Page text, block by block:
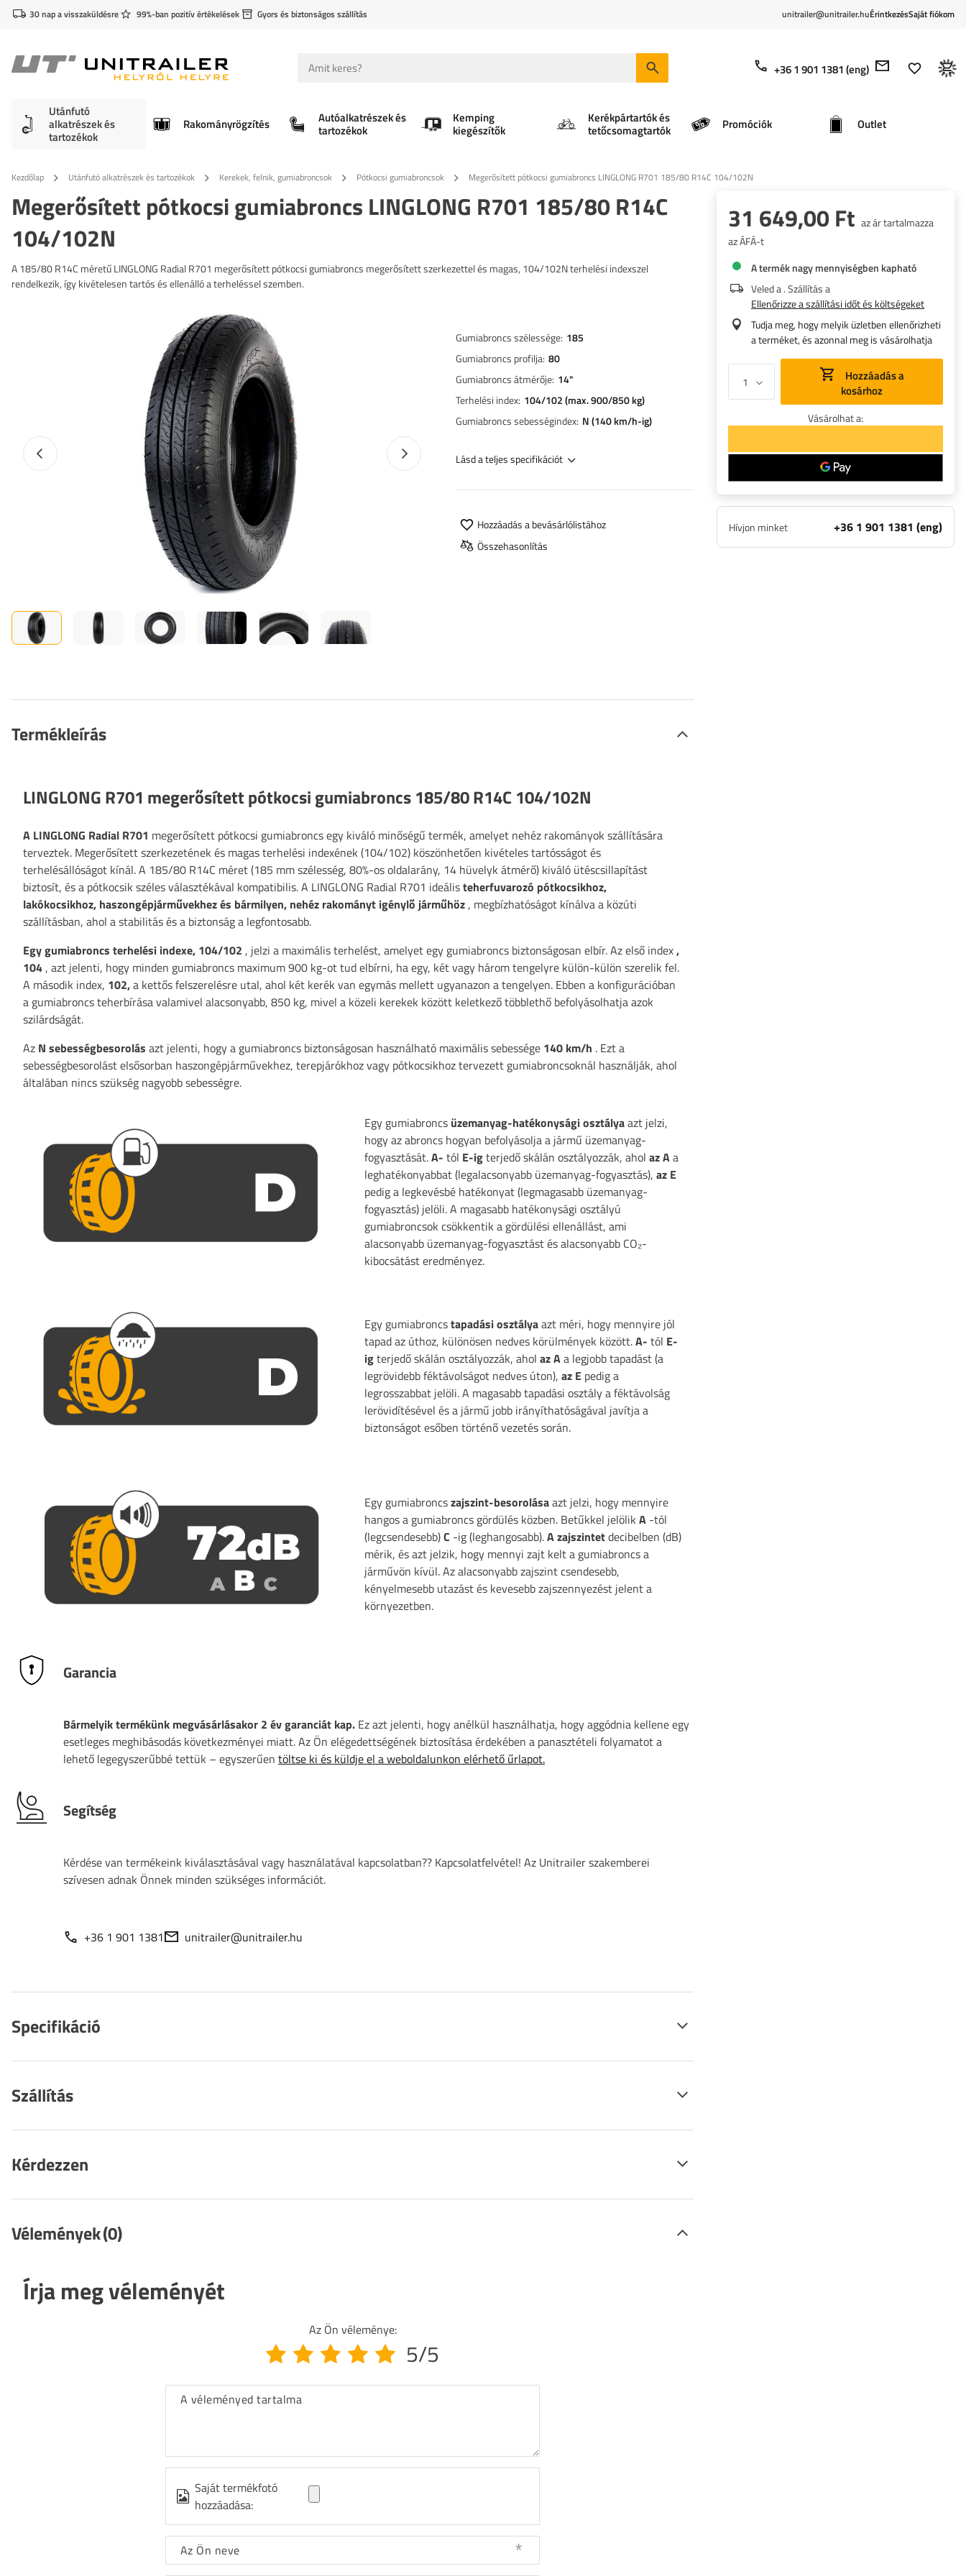
30 nap a visszaküldésre 99%-ban pozitív értékelések Gyors és biztonságos szállítás unitrailer@unitrailer.huÉrintkezésSaját fiókom
+36 1 901 1381 (eng)
Utánfutó
alkatrészek és
tartozékok
Rakományrögzítés Autóalkatrészek és
tartozékok
Kemping
kiegészítők
Kerékpártartók és
tetőcsomagtartók Promóciók Outlet
Kezdőlap Utánfutó alkatrészek és tartozékok Kerekek, felnik, gumiabroncsok Pótkocsi gumiabroncsok Megerősített pótkocsi gumiabroncs LINGLONG R701 185/80 R14C 104/102N
Megerősített pótkocsi gumiabroncs LINGLONG R701 185/80 R14C
104/102N
A 185/80 R14C méretű LINGLONG Radial R701 megerősített pótkocsi gumiabroncs megerősített szerkezettel és magas, 104/102N terhelési indexszel
rendelkezik, így kivételesen tartós és ellenálló a terheléssel szemben.
Előző fotó Következő fotó
Gumiabroncs szélessége 185
Gumiabroncs profilja 80
Gumiabroncs átmérője 14"
Terhelési index 104/102 (max. 900/850 kg)
Gumiabroncs sebességindex N (140 km/h-ig)
Lásd a teljes specifikációt
Hozzáadás a bevásárlólistához
Összehasonlítás
31 649,00 Ft az ár tartalmazza
az ÁFÁ-t
A termék nagy mennyiségben kapható
Veled a. Szállítás a
Ellenőrizze a szállítási időt és költségeket
Tudja meg, hogy melyik üzletben ellenőrizheti
a terméket, és azonnal meg is vásárolhatja
kosárhoz
Vásárolhat a:
Hívjon minket +36 1 901 1381 (eng)
Termékleírás
LINGLONG R701 megerősített pótkocsi gumiabroncs 185/80 R14C 104/102N
A LINGLONG Radial R701 megerősített pótkocsi gumiabroncs egy kiváló minőségű termék, amelyet nehéz rakományok szállítására
terveztek. Megerősített szerkezetének és magas terhelési indexének (104/102) köszönhetően kivételes tartósságot és
terhelésállóságot kínál. A 185/80 R14C méret (185 mm szélesség, 80%-os oldalarány, 14 hüvelyk átmérő) kiváló ütéscsillapítást
biztosít, és a pótkocsik széles választékával kompatibilis. A LINGLONG Radial R701 ideálisteherfuvarozó pótkocsikhoz,
lakókocsikhoz, haszongépjárművekhez és bármilyen, nehéz rakományt igénylő járműhöz, megbízhatóságot kínálva a közúti
szállításban, ahol a stabilitás és a biztonság a legfontosabb.
Egy gumiabroncs terhelési indexe, 104/102 , jelzi a maximális terhelést, amelyet egy gumiabroncs biztonságosan elbír. Az első index,
104, azt jelenti, hogy minden gumiabroncs maximum 900 kg-ot tud elbírni, ha egy, két vagy három tengelyre külön-külön szerelik fel.
A második index, 102,a kettős felszerelésre utal, ahol két kerék van egymás mellett ugyanazon a tengelyen. Ebben a konfigurációban
a gumiabroncs teherbírása valamivel alacsonyabb, 850 kg, mivel a közeli kerekek között keletkező többlethő befolyásolhatja azok
szilárdságát.
Az N sebességbesorolás azt jelenti, hogy a gumiabroncs biztonságosan használható maximális sebessége 140 km/h . Ezt a
sebességbesorolást elsősorban haszongépjárművekhez, terepjárókhoz vagy pótkocsikhoz tervezett gumiabroncsoknál használják, ahol
általában nincs szükség nagyobb sebességre.
Egy gumiabroncs üzemanyag-hatékonysági osztályaazt jelzi,
hogy az abroncs hogyan befolyásolja a jármű üzemanyag-
fogyasztását.A- tól E-igterjedő skálán osztályozzák, ahol az Aa
leghatékonyabbat (legalacsonyabb üzemanyag-fogyasztás), az E
pedig a legkevésbé hatékonyat (legmagasabb üzemanyag-
fogyasztás) jelöli. A magasabb hatékonysági osztályú
gumiabroncsok csökkentik a gördülési ellenállást, ami
alacsonyabb üzemanyag-fogyasztást és alacsonyabb CO₂-
kibocsátást eredményez.
Egy gumiabroncstapadási osztályaazt méri, hogy mennyire jól
tapad az úthoz, különösen nedves körülmények között.A- tól E-
igterjedő skálán osztályozzák, ahol az Aa legjobb tapadást (a
legrövidebb féktávolságot nedves úton), az Epedig a
legrosszabbat jelöli. A magasabb tapadási osztály a féktávolság
lerövidítésével és a jármű jobb irányíthatóságával javítja a
biztonságot esőben történő vezetés során.
Egy gumiabroncszajszint-besorolásaazt jelzi, hogy mennyire
hangos a gumiabroncs gördülés közben. Betűkkel jelölik A-tól
(legcsendesebb)C -ig (leghangosabb).A zajszintetdecibelben (dB)
mérik, és azt jelzik, hogy mennyi zajt kelt a gumiabroncs a
járművön kívül. Az alacsonyabb zajszint csendesebb,
kényelmesebb utazást és kevesebb zajszennyezést jelent a
környezetben.
Garancia
Bármelyik termékünk megvásárlásakor 2 év garanciát kap. Ez azt jelenti, hogy anélkül használhatja, hogy aggódnia kellene egy
esetleges meghibásodás következményei miatt. Az Ön elégedettségének biztosítása érdekében a panasztételi folyamatot a
lehető legegyszerűbbé tettük – egyszerűen töltse ki és küldje el a weboldalunkon elérhető űrlapot.
Segítség
Kérdése van termékeink kiválasztásával vagy használatával kapcsolatban?? Kapcsolatfelvétel! Az Unitrailer szakemberei
szívesen adnak Önnek minden szükséges információt.
+36 1 901 1381 unitrailer@unitrailer.hu
Specifikáció
Szállítás
Kérdezzen
Vélemények(0)
Írja meg véleményét
Az Ön véleménye:
5/5
A véleményed tartalma
Saját termékfotó
hozzáadása:
Az Ön neve